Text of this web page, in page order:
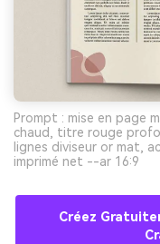
Prompt : mise en page
chaud, titre rouge
lignes diviseur or mat,
imprimé net --ar 16:9
Créez